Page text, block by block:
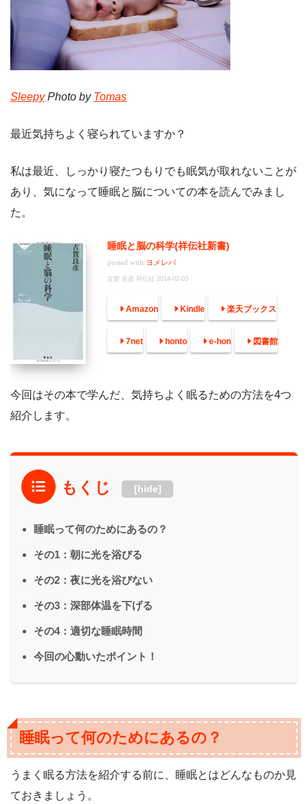
SleepyPhoto by Tomas
最近気持ちよく寝られていますか？
私は最近、しっかり寝たつもりでも眠気が取れないことが
あり、気になって睡眠と脳についての本を読んでみまし
た。
睡眠と脳の科学(祥伝社新書)
posted with ヨメレバ
古賀 良彦 祥伝社 2014-02-03
Amazon Kindle 楽天ブックス
7net honto e-hon 図書館
今回はその本で学んだ、気持ちよく眠るための方法を4つ
紹介します。
もくじ [hide]
睡眠って何のためにあるの？
その1：朝に光を浴びる
その2：夜に光を浴びない
その3：深部体温を下げる
その4：適切な睡眠時間
今回の心動いたポイント！
睡眠って何のためにあるの？
うまく眠る方法を紹介する前に、睡眠とはどんなものか見
ておきましょう。